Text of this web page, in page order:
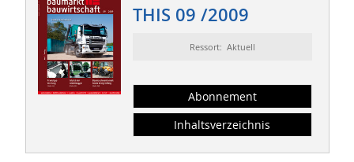
THIS 09 /2009
Ressort: Aktuell
Abonnement
Inhaltsverzeichnis